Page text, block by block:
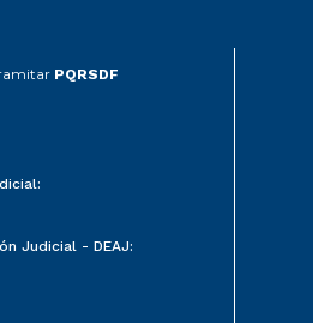
PQRSDF
Judicial - DEAJ: